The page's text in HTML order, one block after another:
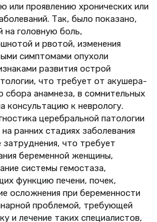
или проявлению хронических или
Так, было показано,
головную боль,
и рвотой, изменения
симптомами опухоли
развития острой
что требует от акушера-
сбора анамнеза, в сомнительных
консультацию к неврологу.
церебральной патологии
ранних стадиях заболевания
что требует
беременной женщины,
системы гемостаза,
функцию печени, почек,
осложнения при беременности
проблемой, требующей
и лечение таких специалистов,